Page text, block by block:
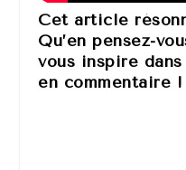
Cet article
Qu’en pensez-
vous inspire
en commentaire !